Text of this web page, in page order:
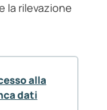
la rilevazione
alla
dati